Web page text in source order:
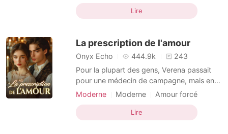
Elle a agi sous le coup de l'impulsion,
réalisant trop tard que son nouveau mari
loser
PDG
Identités multiples
Arrogant
Dominant
Lire
La prescription de l'amour
Onyx Echo 444.9k
243
Pour la plupart des gens, Verena passait
pour une médecin de campagne, mais en
réalité, elle accomplissait de petits
tombé éperdument amoureux d'elle et ait
veillé sur elle pendant de longues nuits
Moderne Moderne
Amour forcé
Coup de foudre
Célébrité
Arrogant
Dominant
Douceur
Lire